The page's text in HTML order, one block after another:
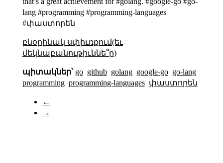
lang #programming #programming-languages
#փաստորեն
բնօրինակ սփիւռքում(եւ
մեկնաբանութիւննե՞ր)
պիտակներ՝ go github golang google-go go-lang
programming programming-languages փաստորեն
←
→